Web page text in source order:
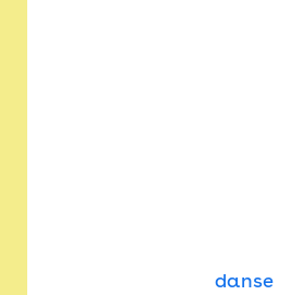
danse